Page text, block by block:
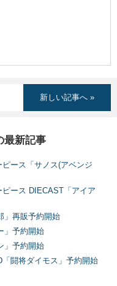
新しい記事へ »
最新記事
ピース「サノス(アベンジ
ピース DIECAST「アイア
」再販予約開始
」予約開始
」予約開始
「闘将ダイモス」予約開始